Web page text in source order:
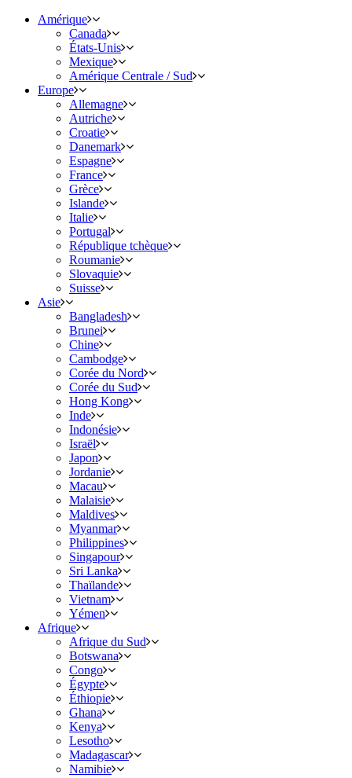
Amérique
Canada
États-Unis
Mexique
Amérique Centrale / Sud
Europe
Allemagne
Autriche
Croatie
Danemark
Espagne
France
Grèce
Islande
Italie
Portugal
République tchèque
Roumanie
Slovaquie
Suisse
Asie
Bangladesh
Brunei
Chine
Cambodge
Corée du Nord
Corée du Sud
Hong Kong
Inde
Indonésie
Israël
Japon
Jordanie
Macau
Malaisie
Maldives
Myanmar
Philippines
Singapour
Sri Lanka
Thaïlande
Vietnam
Yémen
Afrique
Afrique du Sud
Botswana
Congo
Égypte
Éthiopie
Ghana
Kenya
Lesotho
Madagascar
Namibie